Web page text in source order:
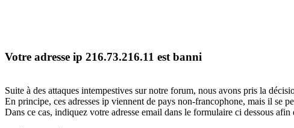
Votre adresse ip 216.73.216.11 est banni
Suite à des attaques intempestives sur notre forum, nous avons pris la
En principe, ces adresses ip viennent de pays non-francophone, mais il se
Dans ce cas, indiquez votre adresse email dans le formulaire ci dessous